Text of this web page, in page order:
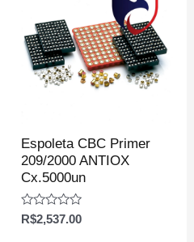
Espoleta CBC Primer
209/2000 ANTIOX
Cx.5000un
Avaliação
0
R$2,537.00